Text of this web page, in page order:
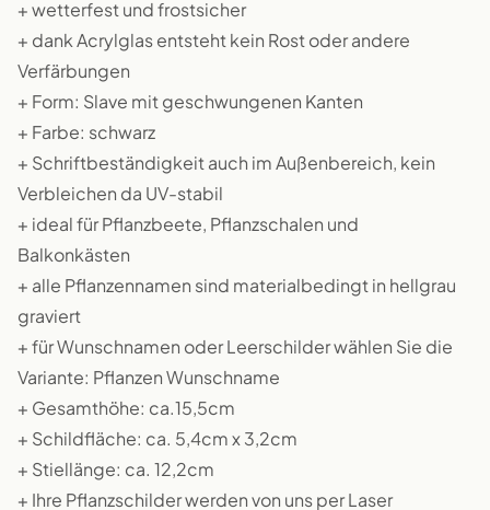
+ wetterfest und frostsicher
+ dank Acrylglas entsteht kein Rost oder andere
Verfärbungen
+ Form: Slave mit geschwungenen Kanten
+ Farbe: schwarz
+ Schriftbeständigkeit auch im Außenbereich, kein
Verbleichen da UV-stabil
+ ideal für Pflanzbeete, Pflanzschalen und
Balkonkästen
+ alle Pflanzennamen sind materialbedingt in hellgrau
graviert
+ für Wunschnamen oder Leerschilder wählen Sie die
Variante: Pflanzen Wunschname
+ Gesamthöhe: ca.15,5cm
+ Schildfläche: ca. 5,4cm x 3,2cm
+ Stiellänge: ca. 12,2cm
+ Ihre Pflanzschilder werden von uns per Laser